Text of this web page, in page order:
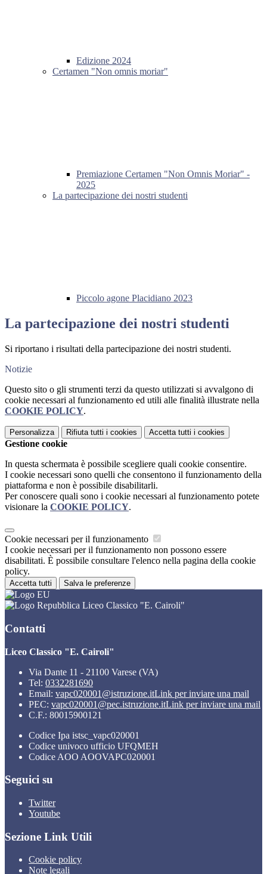
Edizione 2024
Certamen "Non omnis moriar"
Premiazione Certamen "Non Omnis Moriar" -
2025
La partecipazione dei nostri studenti
Piccolo agone Placidiano 2023
La partecipazione dei nostri studenti
Si riportano i risultati della partecipazione dei nostri studenti.
Notizie
Questo sito o gli strumenti terzi da questo utilizzati si avvalgono di
cookie necessari al funzionamento ed utili alle finalità illustrate nella
COOKIE POLICY.
Personalizza Rifiuta tutti i cookies Accetta tutti i cookies
Gestione cookie
In questa schermata è possibile scegliere quali cookie consentire.
I cookie necessari sono quelli che consentono il funzionamento della
piattaforma e non è possibile disabilitarli.
Per conoscere quali sono i cookie necessari al funzionamento potete
visionare la COOKIE POLICY.
Cookie necessari per il funzionamento
I cookie necessari per il funzionamento non possono essere
disabilitati. È possibile consultare l'elenco nella pagina della cookie
policy.
Accetta tutti Salva le preferenze
Liceo Classico "E. Cairoli"
Contatti
Liceo Classico "E. Cairoli"
Via Dante 11 - 21100 Varese (VA)
Tel: 0332281690
Email: vapc020001@istruzione.itLink per inviare una mail
PEC: vapc020001@pec.istruzione.itLink per inviare una mail
C.F.: 80015900121
Codice Ipa istsc_vapc020001
Codice univoco ufficio UFQMEH
Codice AOO AOOVAPC020001
Seguici su
Twitter
Youtube
Sezione Link Utili
Cookie policy
Note legali